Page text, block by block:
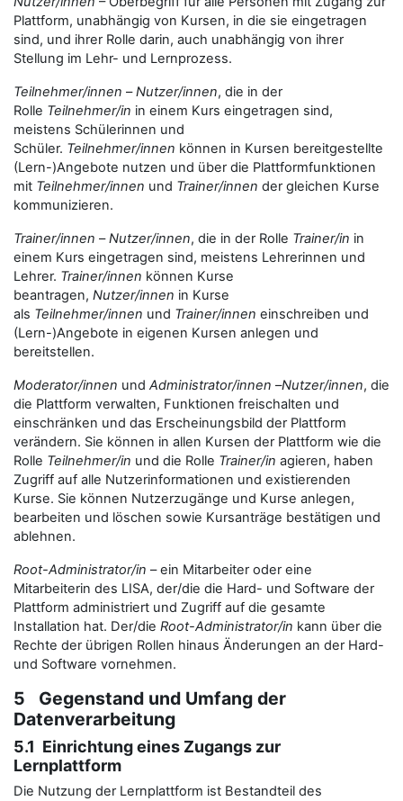
Plattform, unabhängig von Kursen, in die sie eingetragen
sind, und ihrer Rolle darin, auch unabhängig von ihrer
Stellung im Lehr- und Lernprozess.
Teilnehmer/innen –Nutzer/innen, die in der
Rolle Teilnehmer/in in einem Kurs eingetragen sind,
meistens Schülerinnen und
Schüler. Teilnehmer/innen können in Kursen bereitgestellte
(Lern-)Angebote nutzen und über die Plattformfunktionen
mit Teilnehmer/innen und Trainer/innen der gleichen Kurse
kommunizieren.
Trainer/innen –Nutzer/innen, die in der Rolle Trainer/in in
einem Kurs eingetragen sind, meistens Lehrerinnen und
Lehrer. Trainer/innen können Kurse
beantragen, Nutzer/innen in Kurse
als Teilnehmer/innen und Trainer/innen einschreiben und
(Lern-)Angebote in eigenen Kursen anlegen und
bereitstellen.
Moderator/innen und Administrator/innen –Nutzer/innen, die
die Plattform verwalten, Funktionen freischalten und
einschränken und das Erscheinungsbild der Plattform
verändern. Sie können in allen Kursen der Plattform wie die
Rolle Teilnehmer/in und die Rolle Trainer/in agieren, haben
Zugriff auf alle Nutzerinformationen und existierenden
Kurse. Sie können Nutzerzugänge und Kurse anlegen,
bearbeiten und löschen sowie Kursanträge bestätigen und
ablehnen.
Root-Administrator/in – ein Mitarbeiter oder eine
Mitarbeiterin des LISA, der/die die Hard- und Software der
Plattform administriert und Zugriff auf die gesamte
Installation hat. Der/die Root-Administrator/in kann über die
Rechte der übrigen Rollen hinaus Änderungen an der Hard-
und Software vornehmen.
5 Gegenstand und Umfang der
Datenverarbeitung
5.1 Einrichtung eines Zugangs zur
Lernplattform
Die Nutzung der Lernplattform ist Bestandteil des